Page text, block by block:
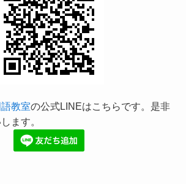
教室の公式LINEはこちらです。是非
ます。